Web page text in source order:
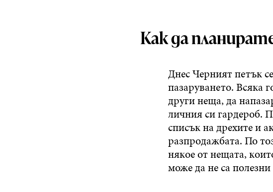
Как да
Днес Черният петък
пазаруването. Всяка
други неща, да
личния си гардероб.
списък на дрехите и
разпродажбата. По
някое от нещата,
може да не са